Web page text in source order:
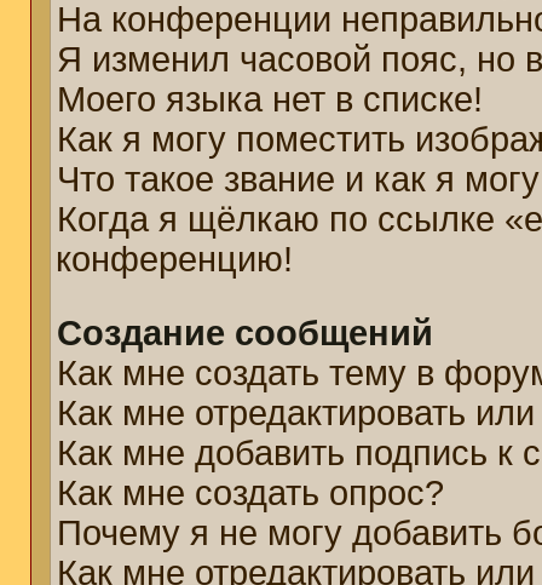
На конференции
Я изменил часовой пояс, но
Моего языка нет в списке!
Как я могу поместить
Что такое звание и как я
Когда я щёлкаю по ссылке
конференцию!
Создание сообщений
Как мне создать тему в
Как мне отредактировать
Как мне добавить подпись
Как мне создать опрос?
Почему я не могу добавить
Как мне отредактировать